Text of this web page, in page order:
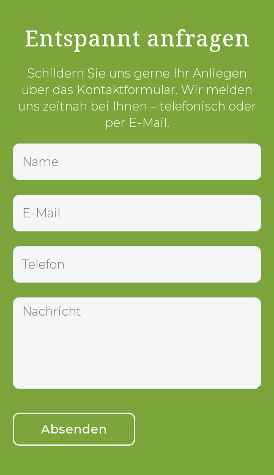
Entspannt anfragen
Schildern Sie uns gerne Ihr Anliegen
über das Kontaktformular. Wir melden
uns zeitnah bei Ihnen – telefonisch oder
per E-Mail.